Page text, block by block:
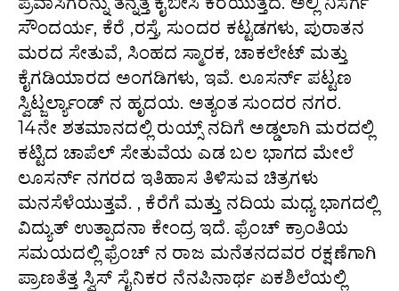
ಸೌಂದರ್ಯ, ಕೆರೆ ,ರಸ್ತೆ, ಸುಂದರ ಕಟ್ಟಡಗಳು, ಪುರಾತನ
ಮರದ ಸೇತುವೆ, ಸಿಂಹದ ಸ್ಮಾರಕ, ಚಾಕಲೇಟ್ ಮತ್ತು
ಕೈಗಡಿಯಾರದ ಅಂಗಡಿಗಳು, ಇವೆ. ಲೂಸರ್ನ್ ಪಟ್ಟಣ
ಸ್ವಿಟ್ಜರ್ಲ್ಯಾಂಡ್ ನ ಹೃದಯ. ಅತ್ಯಂತ ಸುಂದರ ನಗರ.
14ನೇ ಶತಮಾನದಲ್ಲಿ ರುಯ್ಸ್ ನದಿಗೆ ಅಡ್ಡಲಾಗಿ ಮರದಲ್ಲಿ
ಕಟ್ಟಿದ ಚಾಪೆಲ್ ಸೇತುವೆಯ ಎಡ ಬಲ ಭಾಗದ ಮೇಲೆ
ಲೂಸರ್ನ್ ನಗರದ ಇತಿಹಾಸ ತಿಳಿಸುವ ಚಿತ್ರಗಳು
ಮನಸೆಳೆಯುತ್ತವೆ. , ಕೆರೆಗೆ ಮತ್ತು ನದಿಯ ಮಧ್ಯ ಭಾಗದಲ್ಲಿ
ವಿದ್ಯುತ್ ಉತ್ಪಾದನಾ ಕೇಂದ್ರ ಇದೆ. ಫ್ರೆಂಚ್ ಕ್ರಾಂತಿಯ
ಸಮಯದಲ್ಲಿ ಫ್ರೆಂಚ್ ನ ರಾಜ ಮನೆತನದವರ ರಕ್ಷಣೆಗಾಗಿ
ಪ್ರಾಣತೆತ್ತ ಸ್ವಿಸ್ ಸೈನಿಕರ ನೆನಪಿನಾರ್ಥ ಏಕಶಿಲೆಯಲ್ಲಿ